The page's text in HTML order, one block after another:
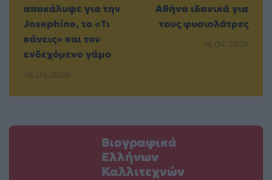
αποκάλυψε για την
Josephine, το «Τι
κάνεις» και τον
ενδεχόμενο γάμο
16.04.2026
Αθήνα ιδανικά για
τους φυσιολάτρες
16.04.2026
Βιογραφικά
Ελλήνων
Καλλιτεχνών